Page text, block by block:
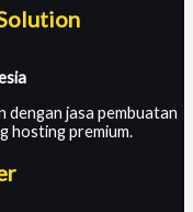
dengan jasa pembuatan
hosting premium.